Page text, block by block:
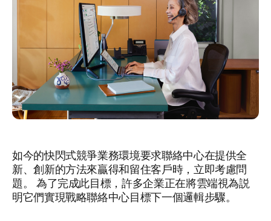
如今的快閃式競爭業務環境要求聯絡中心在提供全
新、創新的方法來贏得和留住客戶時，立即考慮問
題。 為了完成此目標，許多企業正在將雲端視為説
明它們實現戰略聯絡中心目標下一個邏輯步驟。